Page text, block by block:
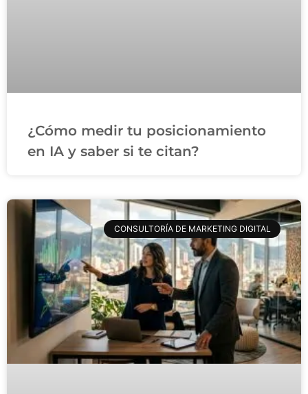
¿Cómo medir tu posicionamiento
en IA y saber si te citan?
CONSULTORÍA DE MARKETING DIGITAL